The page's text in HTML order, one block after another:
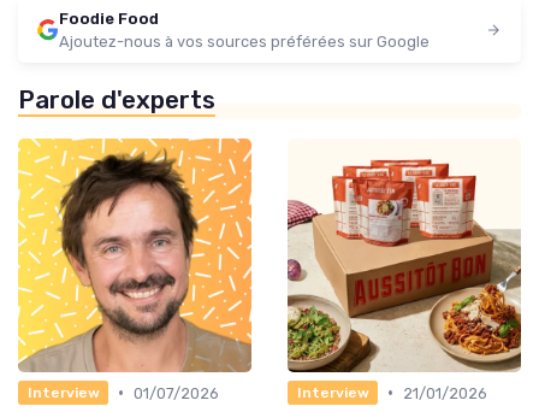
Foodie Food
Ajoutez-nous à vos sources préférées sur Google
Parole d'experts
Interview • 01/07/2026
Interview •
21/01/2026